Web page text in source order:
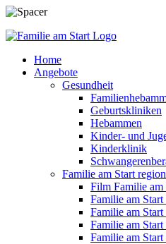
Home
Angebote
Gesundheit
Geburtskliniken
Hebammen
Kinder- und
Kinderklinik
Familie am Start
Film Familie am
Familie am
Familie am
Familie am
Familie am